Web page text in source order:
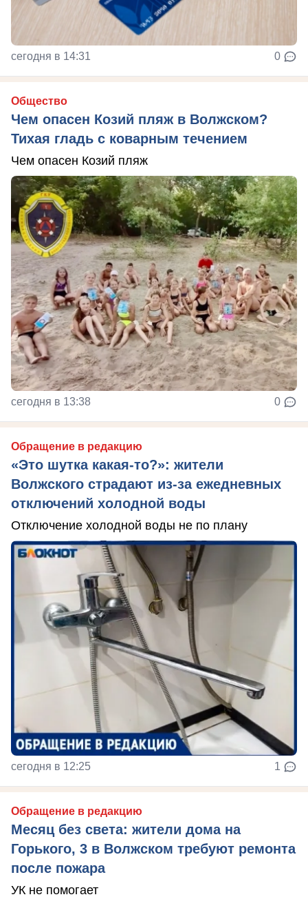
сегодня в 14:31 0
Общество
Чем опасен Козий пляж в Волжском?
Тихая гладь с коварным течением
Чем опасен Козий пляж
сегодня в 13:38 0
Обращение в редакцию
«Это шутка какая-то?»: жители
Волжского страдают из‑за ежедневных
отключений холодной воды
Отключение холодной воды не по плану
сегодня в 12:25 1
Обращение в редакцию
Месяц без света: жители дома на
Горького, 3 в Волжском требуют ремонта
после пожара
УК не помогает